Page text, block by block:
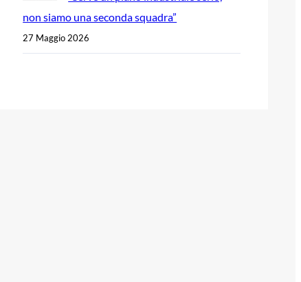
non siamo una seconda squadra”
27 Maggio 2026